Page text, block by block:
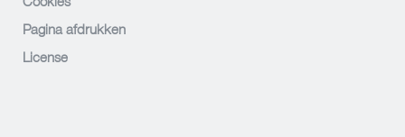
Pagina afdrukken
License